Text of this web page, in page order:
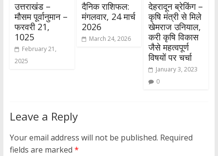
उत्तराखंड –
मौसम पूर्वानुमान –
फरवरी 21,
1025
February 21,
2025
दैनिक राशिफल:
मंगलवार, 24 मार्च
2026
March 24, 2026
देहरादून ब्रेकिंग –
कृषि मंत्री से मिले
खेमराज उनियाल,
करी कृषि विकास
जैसे महत्वपूर्ण
विषयों पर चर्चा
January 3, 2023
0
Leave a Reply
Your email address will not be published. Required
fields are marked *